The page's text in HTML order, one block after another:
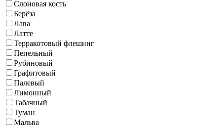
Слоновая кость
Берёза
Лава
Латте
Терракотовый флешинг
Пепельный
Рубиновый
Графитовый
Палевый
Лимонный
Табачный
Туман
Мальва